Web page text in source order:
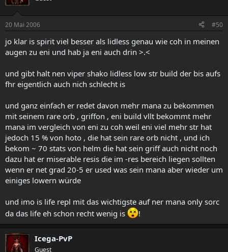
20 Mai 2006 #50
jo klar is spirit viel besser als lidless genau wie coh in meinen
augen zu eni und hab ja eni auch drin >.<
und gibt halt nen viper shako lidless low str build der bis aufs
fhr eigentlich auch nich schlecht is
und ganz einfach er redet davon mehr mana zu bekommen
mit seinem rare orb , griffon , eni build vllt bekommt mehr
mana im vergleich von eni zu coh weil eni viel mehr str hat
jedoch 15 % von hoto , die hat sein rare orb nicht , und ich
bekom ~ 70 stats von helm die hat sein griff auch nicht noch
dazu hat er miserable resis die im -res bereich liegen sollten
wenn er net grad 20-5 er used was sein mana aber wieder um
einiges lowern würde
und imo is life repl mit das wichtigste auf ner mana only sorc
da das life eh schon recht wenig is
!
Icega-PvP
Guest